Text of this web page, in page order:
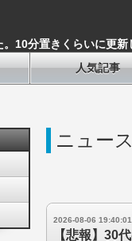
10分置きくらいに更新
人気記事
ニュー
2026-08-06 19:40:01
【悲報】30